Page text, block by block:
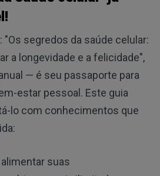
"Os segredos da saúde celular:
a longevidade e a felicidade",
— é seu passaporte para
estar pessoal. Este guia
lo com conhecimentos que
suas